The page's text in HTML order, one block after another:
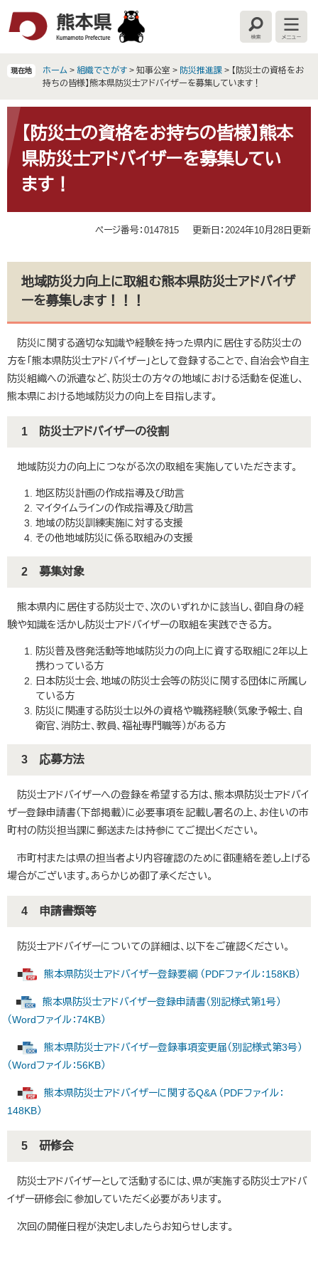
文
へ
検
索
メ
ニ
ー
現在地 ホーム > 組織でさがす > 知事公室 > 防災推進課 > 【防災士の資格をお
持ちの皆様】熊本県防災士アドバイザーを募集しています！
文
【防災士の資格をお持ちの皆様】熊本
県防災士アドバイザーを募集してい
ます！
ページ番号：0147815 更新日：2024年10月28日更新
地域防災力向上に取組む熊本県防災士アドバイザ
ーを募集します！！！
防災に関する適切な知識や経験を持った県内に居住する防災士の
方を「熊本県防災士アドバイザー」として登録することで、自治会や自主
防災組織への派遣など、防災士の方々の地域における活動を促進し、
熊本県における地域防災力の向上を目指します。
1 防災士アドバイザーの役割
地域防災力の向上につながる次の取組を実施していただきます。
地区防災計画の作成指導及び助言
マイタイムラインの作成指導及び助言
地域の防災訓練実施に対する支援
その他地域防災に係る取組みの支援
2 募集対象
熊本県内に居住する防災士で、次のいずれかに該当し、御自身の経
験や知識を活かし防災士アドバイザーの取組を実践できる方。
防災普及啓発活動等地域防災力の向上に資する取組に2年以上
携わっている方
日本防災士会、地域の防災士会等の防災に関する団体に所属し
ている方
防災に関連する防災士以外の資格や職務経験（気象予報士、自
衛官、消防士、教員、福祉専門職等）がある方
3 応募方法
防災士アドバイザーへの登録を希望する方は、熊本県防災士アドバイ
ザー登録申請書（下部掲載）に必要事項を記載し署名の上、お住いの市
町村の防災担当課に郵送または持参にてご提出ください。
市町村または県の担当者より内容確認のために御連絡を差し上げる
場合がございます。あらかじめ御了承ください。
4 申請書類等
防災士アドバイザーについての詳細は、以下をご確認ください。
■ 熊本県防災士アドバイザー登録要綱 （PDFファイル：158KB）
■
熊本県防災士アドバイザー登録申請書（別記様式第1号）
（Wordファイル：74KB）
■
熊本県防災士アドバイザー登録事項変更届（別記様式第3号）
（Wordファイル：56KB）
■
熊本県防災士アドバイザーに関するQ&A （PDFファイル：
148KB）
5 研修会
防災士アドバイザーとして活動するには、県が実施する防災士アドバ
イザー研修会に参加していただく必要があります。
次回の開催日程が決定しましたらお知らせします。